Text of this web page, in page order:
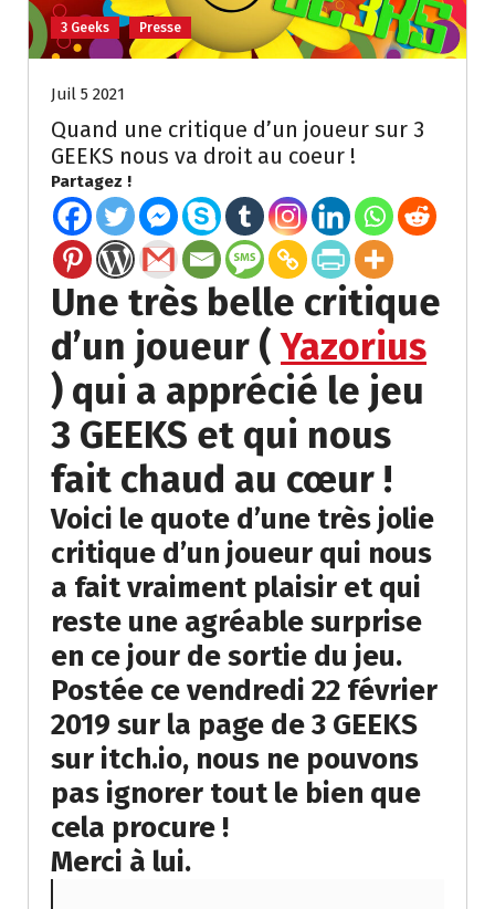
3 Geeks Presse
Juil 5 2021
Quand une critique d’un joueur sur 3
GEEKS nous va droit au coeur !
Partagez !
Une très belle critique
d’un joueur (Yazorius
) qui a apprécié le jeu
3 GEEKS et qui nous
fait chaud au cœur !
Voici le quote d’une très jolie
critique d’un joueur qui nous
a fait vraiment plaisir et qui
reste une agréable surprise
en ce jour de sortie du jeu.
Postée ce vendredi 22 février
2019 sur la page de 3 GEEKS
sur itch.io, nous ne pouvons
pas ignorer tout le bien que
cela procure !
Merci à lui.